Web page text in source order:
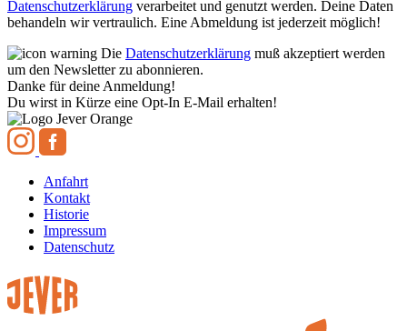
Datenschutzerklärung verarbeitet und genutzt werden. Deine Daten
behandeln wir vertraulich. Eine Abmeldung ist jederzeit möglich!
Die Datenschutzerklärung muß akzeptiert werden
um den Newsletter zu abonnieren.
Danke für deine Anmeldung!
Du wirst in Kürze eine Opt-In E-Mail erhalten!
Anfahrt
Kontakt
Historie
Impressum
Datenschutz